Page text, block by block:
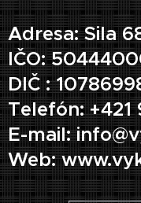
Adresa: Sila
IČO:
DIČ :
Telefón: +421
E-mail:
Web: